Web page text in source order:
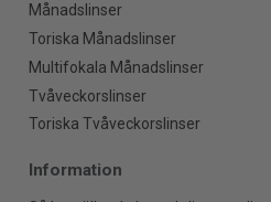
Månadslinser
Toriska Månadslinser
Multifokala Månadslinser
Tvåveckorslinser
Toriska Tvåveckorslinser
Information